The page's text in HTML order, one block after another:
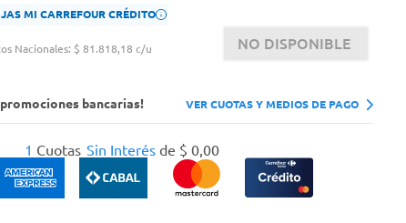
MI CARREFOUR CRÉDITO
Nacionales: $ 81.818,18 c/u NO DISPONIBLE
bancarias! VER CUOTAS Y MEDIOS DE PAGO
1 Cuotas Sin Interésde $ 0,00